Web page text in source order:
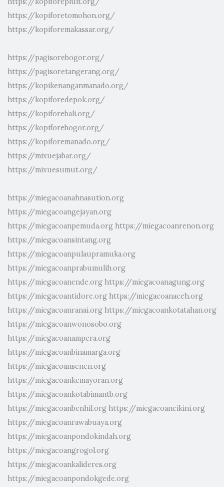
https://kopiforetomohon.org/
https://kopiforemakassar.org/
https://pagisorebogor.org/
https://pagisoretangerang.org/
https://kopikenanganmanado.org/
https://kopiforedepok.org/
https://kopiforebali.org/
https://kopiforebogor.org/
https://kopiforemanado.org/
https://mixuejabar.org/
https://mixuesumut.org/
https://miegacoanahnasution.org
https://miegacoangejayan.org
https://miegacoanpemuda.org https://miegacoanrenon.org
https://miegacoansintang.org
https://miegacoanpulaupramuka.org
https://miegacoanprabumulih.org
https://miegacoanende.org https://miegacoanagung.org
https://miegacoantidore.org https://miegacoanaceh.org
https://miegacoanranai.org https://miegacoankotatahan.org
https://miegacoanwonosobo.org
https://miegacoanampera.org
https://miegacoanbinamarga.org
https://miegacoansenen.org
https://miegacoankemayoran.org
https://miegacoankotabimantb.org
https://miegacoanbenhil.org https://miegacoancikini.org
https://miegacoanrawabuaya.org
https://miegacoanpondokindah.org
https://miegacoangrogol.org
https://miegacoankalideres.org
https://miegacoanpondokgede.org